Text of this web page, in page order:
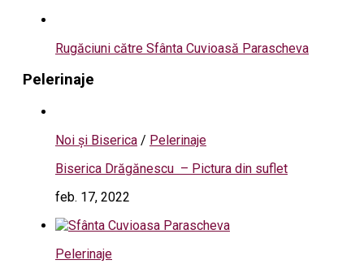
Rugăciuni către Sfânta Cuvioasă Parascheva
Pelerinaje
Noi și Biserica / Pelerinaje
Biserica Drăgănescu – Pictura din suflet
feb. 17, 2022
Pelerinaje